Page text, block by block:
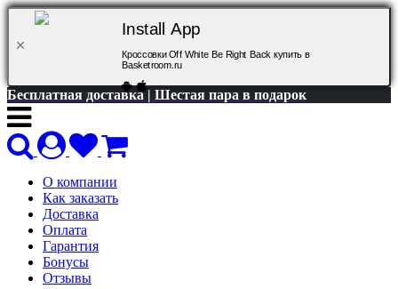
Install App
Кроссовки Off White Be Right Back купить в
Basketroom.ru
Бесплатная доставка | Шестая пара в подарок
О компании
Как заказать
Доставка
Оплата
Гарантия
Бонусы
Отзывы